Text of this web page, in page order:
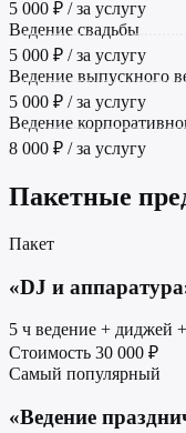
5 000 ₽ / за услугу
Ведение свадьбы
5 000 ₽ / за услугу
Ведение выпускного
5 000 ₽ / за услугу
Ведение
8 000 ₽ / за услугу
Пакетные
Пакет
«DJ и
5 ч ведение + диджей
Стоимость 30 000 ₽
Самый популярный
«Ведение